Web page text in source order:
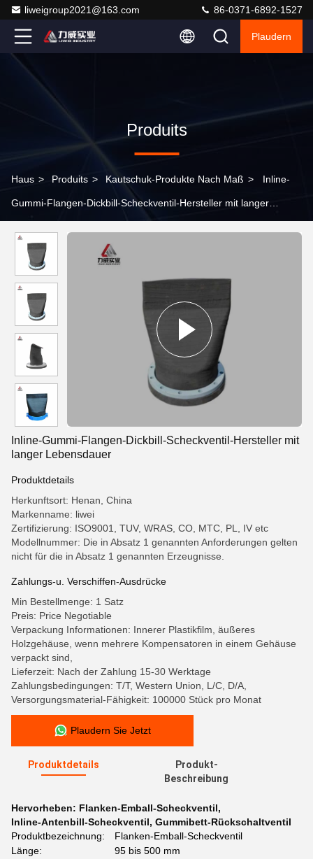
liweigroup2021@163.com 86-0371-6892-1527
Plaudern
Produits
Haus > Produits > Kautschuk-Produkte Nach Maß > Inline-
Gummi-Flangen-Dickbill-Scheckventil-Hersteller mit langer
Inline-Gummi-Flangen-Dickbill-Scheckventil-Hersteller mit
langer Lebensdauer
Produktdetails
Herkunftsort: Henan, China
Markenname: liwei
Zertifizierung: ISO9001, TUV, WRAS, CO, MTC, PL, IV etc
Modellnummer: Die in Absatz 1 genannten Anforderungen gelten
nicht für die in Absatz 1 genannten Erzeugnisse.
Zahlungs-u. Verschiffen-Ausdrücke
Min Bestellmenge: 1 Satz
Preis: Price Negotiable
Verpackung Informationen: Innerer Plastikfilm, äußeres
Holzgehäuse, wenn mehrere Kompensatoren in einem Gehäuse
verpackt sind,
Lieferzeit: Nach der Zahlung 15-30 Werktage
Zahlungsbedingungen: T/T, Western Union, L/C, D/A,
Versorgungsmaterial-Fähigkeit: 100000 Stück pro Monat
Plaudern Sie Jetzt
Produktdetails
Produkt-
Beschreibung
Hervorheben: Flanken-Emball-Scheckventil,
Inline-Antenbill-Scheckventil, Gummibett-Rückschaltventil
Produktbezeichnung:
Flanken-Emball-Scheckventil
Länge:
95 bis 500 mm